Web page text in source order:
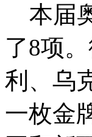
本届
了8项
利、乌
一枚金